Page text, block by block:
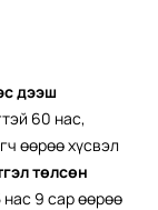
дээш
60 нас,
өөрөө хүсвэл
төлсөн
9 сар өөрөө